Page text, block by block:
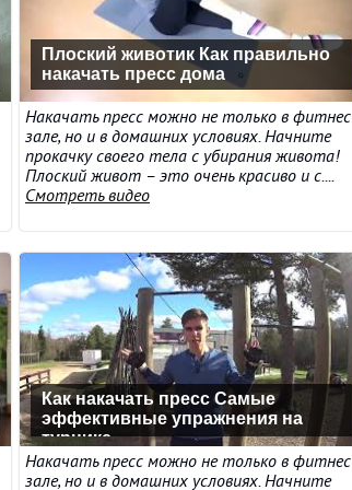
Плоский животик Как правильно
накачать пресс дома
Накачать пресс можно не только в фитнес
зале, но и в домашних условиях. Начните
прокачку своего тела с убирания живота!
Плоский живот – это очень красиво и с....
Смотреть видео
Как накачать пресс Самые
эффективные упражнения на
турнике
Накачать пресс можно не только в фитнес
зале, но и в домашних условиях. Начните